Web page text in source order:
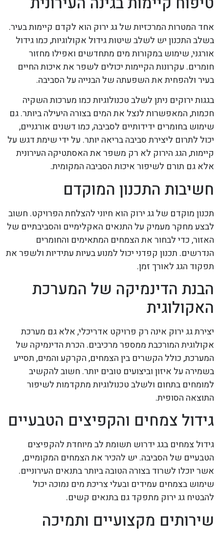
אחד המטרות המרכזיות של גג ירוק הוא לקדם קיימות בעיר.
בשלב התכנון יש לשלב שיטות גידול אקולוגיות, כמו גידול
אורגני, שימוש במקורות מים מתחדשים ואפילו מחזור
חומרים. עקרונות הקיימות יכולים לשפר את איכות החיים
בעיר ולהפחית את השפעתה של הבנייה על הסביבה.
בגגות ירוקים ניתן לשלב טכנולוגיות כמו מערכות השקיה
חכמות, המאפשרות לנצל את המים בצורה היעילה ביותר. גם
שימוש בחומרים ידידותיים לסביבה, כמו דשנים אורגניים,
יכול לתרום ליצירת סביבה בריאה יותר. על ידי שימת דגש על
קיימות, הגג הירוק לא רק משפר את האסתטיקה העירונית
אלא גם תורם לשיפור איכות הסביבה המקומית.
חשיבות התכנון המוקדם
תכנון מוקדם של גג ירוק הוא חיוני להצלחת הפרויקט. חשוב
לבצע מחקר מעמיק על התנאים האקלימיים והסביבתיים של
האזור, כדי לבחור את הצמחים המתאימים והחומרים
הנדרשים. תכנון קפדני יכול למנוע בעיות עתידיות ולשפר את
תפקוד הגג לאורך זמן.
הבנת הדינמיקה של המערכת
האקולוגית
יצירת גג ירוק אינה רק פרויקט אדריכלי, אלא גם מערכת
אקולוגית המורכבת ממספר מרכיבים. הכרת הדינמיקה של
המערכת, כולל הקשרים בין הצמחים, הקרקע והמים, תסייע
בשמירה על איזון וביצועים טובים יותר. חשוב להקשיב
למומחים בתחום ולשלב טכנולוגיות מתקדמות לשיפור
התוצאה הסופית.
גידול צמחים והקפיצים הטבעיים
גידול צמחים בגג ידרוש תשומת לב מיוחדת להקפיצים
הטבעיים של הסביבה. יש להכיר את הצמחים המקומיים,
אשר יוכלו לשרוד בצורה הטובה ביותר בתנאים העירוניים.
שימוש בצמחים עמידים ובעלי צריכת מים נמוכה יכול
להבטיח גג ירוק מתפקד גם בתנאים קשים.
שירותים מקצועיים ותמיכה